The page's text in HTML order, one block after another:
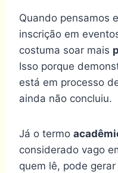
Quando pensamos
inscrição em
costuma soar mais
Isso porque
está em processo
ainda não concluiu.
Já o termo
considerado vago
quem lê, pode